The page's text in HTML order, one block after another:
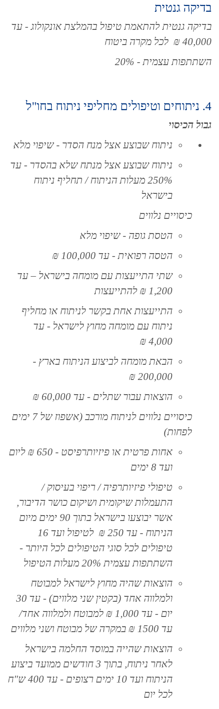
בדיקה גנטית
בדיקה גנטית להתאמת טיפול בהמלצת אונקולוג - עד
40,000 ₪ לכל מקרה ביטוח
השתתפות עצמית - 20%
4. ניתוחים וטיפולים מחליפי ניתוח בחו"ל
גבול הכיסוי
ניתוח שבוצע אצל מנח הסדר - שיפוי מלא
ניתוח שבוצע אצל מנתח שלא בהסדר - עד
250% מעלות הניתוח / תחליף ניתוח
בישראל
כיסויים נלווים
הטסת גופה - שיפוי מלא
הטסה רפואית - עד 100,000 ₪
שתי התייעצות עם מומחה בישראל – עד
1,200 ₪ להתייעצות
התייעצות אחת בקשר לניתוח או מחליף
ניתוח עם מומחה מחוץ לישראל - עד
4,000 ₪
הבאת מומחה לביצוע הניתוח בארץ -
200,000 ₪
הוצאות עבור שתלים - עד 60,000 ₪
כיסויים נלווים לניתוח מורכב (אשפוז של 7 ימים
לפחות)
אחות פרטית או פיזיותרפיסט - 650 ₪ ליום
ועד 8 ימים
טיפולי פיזיותרפיה / ריפוי בעיסוק /
התעמלות שיקומית ושיקום כושר הדיבור,
אשר יבוצעו בישראל בתוך 90 ימים מיום
הניתוח - עד 250 ₪ לטיפול ועד 16
טיפולים לכל סוגי הטיפולים לכל היותר -
השתתפות עצמית 20% מעלות הטיפול
הוצאות שהיה מחוץ לישראל למבוטח
ולמלווה אחד (בקטין שני מלווים) - עד 30
יום - עד 1,000 ₪ למבוטח ולמלווה אחד/
עד 1500 ₪ במקרה של מבוטח ושני מלווים
הוצאות שהייה במוסד החלמה בישראל
לאחר ניתוח, בתוך 3 חודשים ממועד ביצוע
הניתוח ועד 10 ימים רצופים - עד 400 ש"ח
לכל יום